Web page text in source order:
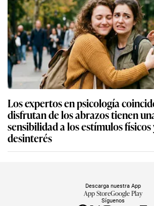
Los expertos en psicología
disfrutan de los abrazos tienen
sensibilidad a los estímulos
desinterés
Síguenos
Descarga nuestra App
App StoreGoogle Play